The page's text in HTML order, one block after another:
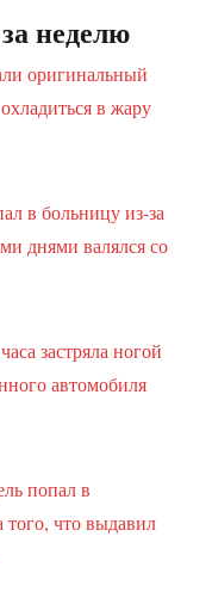
неделю
оригинальный
в жару
в больницу из-за
днями валялся со
застряла ногой
автомобиля
попал в
того, что выдавил